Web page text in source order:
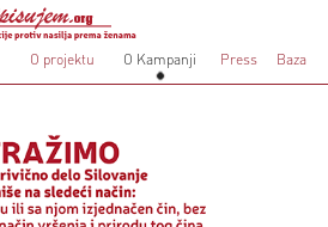
O projektu O Kampanji Press Baza